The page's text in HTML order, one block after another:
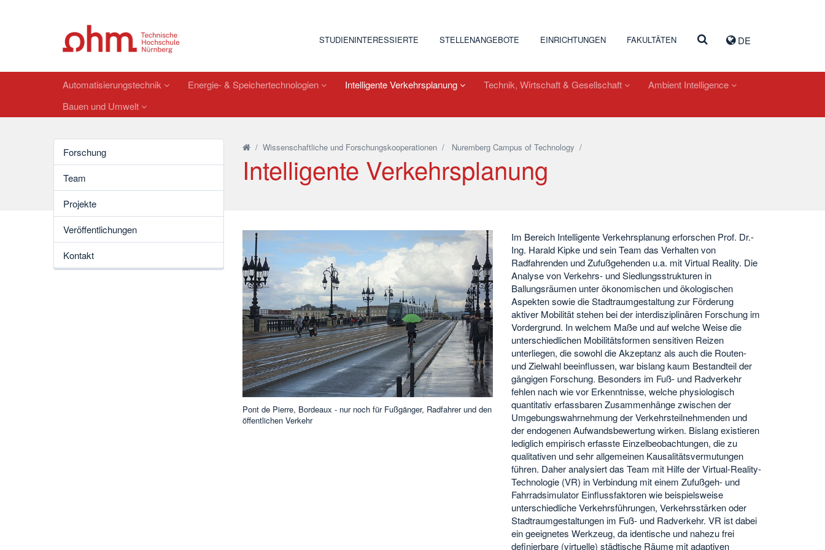
DE
STUDIENINTERESSIERTE STELLENANGEBOTE EINRICHTUNGEN FAKULTÄTEN
Automatisierungstechnik Energie- & Speichertechnologien Intelligente Verkehrsplanung Technik, Wirtschaft & Gesellschaft
Ambient Intelligence
Bauen und Umwelt
Forschung
Team
Projekte
Veröffentlichungen
Kontakt
/ Wissenschaftliche und Forschungskooperationen/ Nuremberg Campus of Technology /
Intelligente Verkehrsplanung
Pont de Pierre, Bordeaux - nur noch für Fußgänger, Radfahrer und den
öffentlichen Verkehr
Im Bereich Intelligente Verkehrsplanung erforschen Prof. Dr.-
Ing. Harald Kipke und sein Team das Verhalten von
Radfahrenden und Zufußgehenden u.a. mit Virtual Reality. Die
Analyse von Verkehrs- und Siedlungsstrukturen in
Ballungsräumen unter ökonomischen und ökologischen
Aspekten sowie die Stadtraumgestaltung zur Förderung
aktiver Mobilität stehen bei der interdisziplinären Forschung im
Vordergrund. In welchem Maße und auf welche Weise die
unterschiedlichen Mobilitätsformen sensitiven Reizen
unterliegen, die sowohl die Akzeptanz als auch die Routen-
und Zielwahl beeinflussen, war bislang kaum Bestandteil der
gängigen Forschung. Besonders im Fuß- und Radverkehr
fehlen nach wie vor Erkenntnisse, welche physiologisch
quantitativ erfassbaren Zusammenhänge zwischen der
Umgebungswahrnehmung der Verkehrsteilnehmenden und
der endogenen Aufwandsbewertung wirken. Bislang existieren
lediglich empirisch erfasste Einzelbeobachtungen, die zu
qualitativen und sehr allgemeinen Kausalitätsvermutungen
führen. Daher analysiert das Team mit Hilfe der Virtual-Reality-
Technologie (VR) in Verbindung mit einem Zufußgeh- und
Fahrradsimulator Einflussfaktoren wie beispielsweise
unterschiedliche Verkehrsführungen, Verkehrsstärken oder
Stadtraumgestaltungen im Fuß- und Radverkehr. VR ist dabei
ein geeignetes Werkzeug, da identische und nahezu frei
definierbare (virtuelle) städtische Räume mit adaptiven